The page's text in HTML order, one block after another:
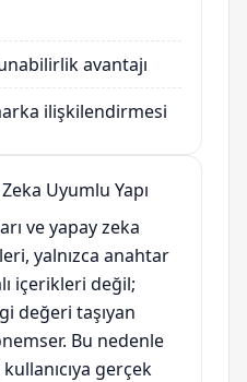
avantajı
ilişkilendirmesi
Uyumlu Yapı
ve yapay zeka
yalnızca anahtar
içerikleri değil;
değeri taşıyan
Bu nedenle
gerçek